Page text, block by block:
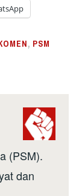
, PSM
(PSM).
dan